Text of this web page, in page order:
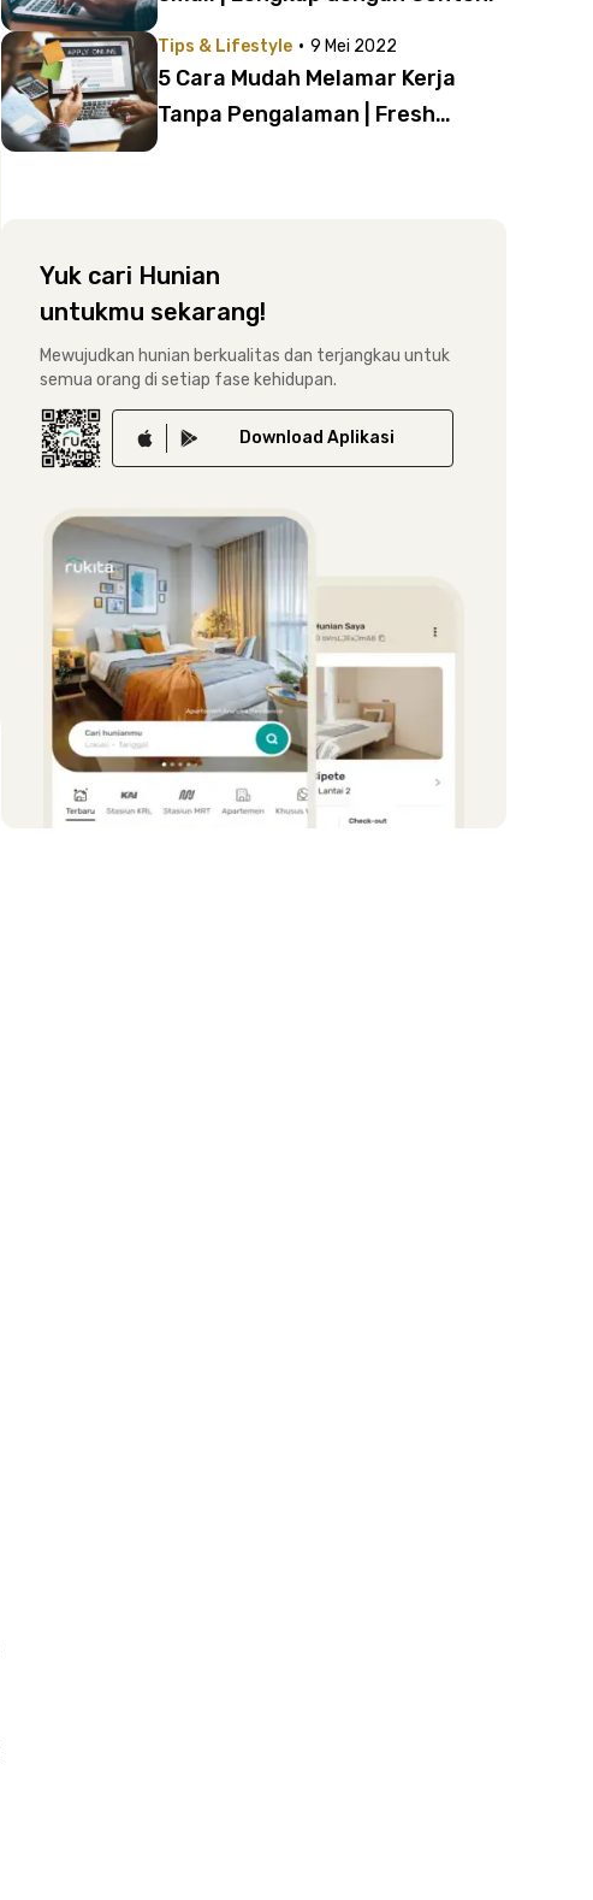
Tips & Lifestyle · 9 Mei 2022
5 Cara Mudah Melamar Kerja
Tanpa Pengalaman | Fresh
Yuk cari Hunian
untukmu sekarang!
Mewujudkan hunian berkualitas dan terjangkau untuk
semua orang di setiap fase kehidupan.
Download Aplikasi